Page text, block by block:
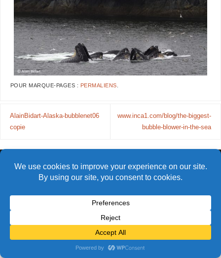
POUR MARQUE-PAGES : PERMALIENS
AlainBidart-Alaska-bubblenet06
copie
www.inca1.com/blog/the-biggest-
bubble-blower-in-the-sea
© Alain Bidart (2026) - Tous droits réservés